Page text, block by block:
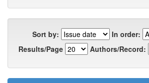
Sort by:
In order:
Results/Page
Authors/Record: